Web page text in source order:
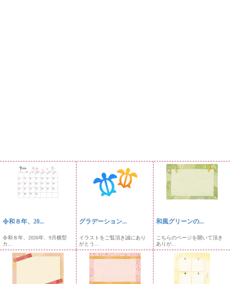
令和８年、20...
令和８年、2026年、9月横型
カ...
グラデーション...
イラストをご覧頂き誠にあり
がとう...
和風グリーンの...
こちらのページを開いて頂き
ありが...